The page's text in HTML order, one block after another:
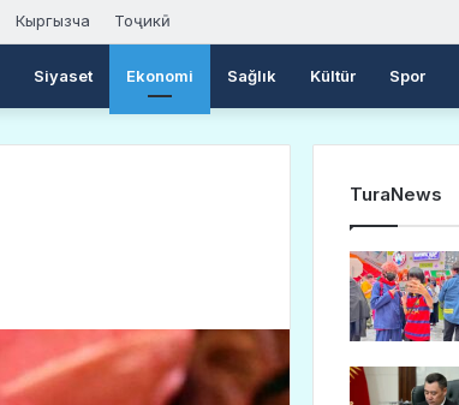
Кыргызча Тоҷикӣ
Siyaset Ekonomi Sağlık Kültür Spor
TuraNews